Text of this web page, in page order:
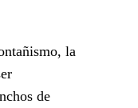
la
de